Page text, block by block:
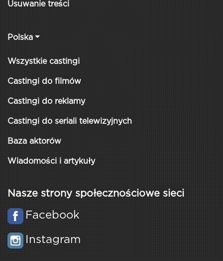
Usuwanie treści
Polska
Wszystkie castingi
Castingi do filmów
Castingi do reklamy
Castingi do seriali telewizyjnych
Baza aktorów
Wiadomości i artykuły
Nasze strony społecznościowe sieci
Facebook
Instagram